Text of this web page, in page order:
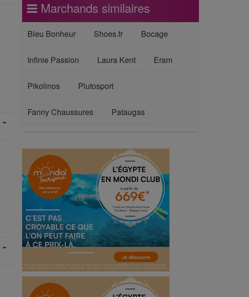
Marchands similaires
Bleu Bonheur Shoes.fr Bocage
Infinie Passion Laura Kent Eram
Pikolinos Plutosport
Fanny Chaussures Pataugas